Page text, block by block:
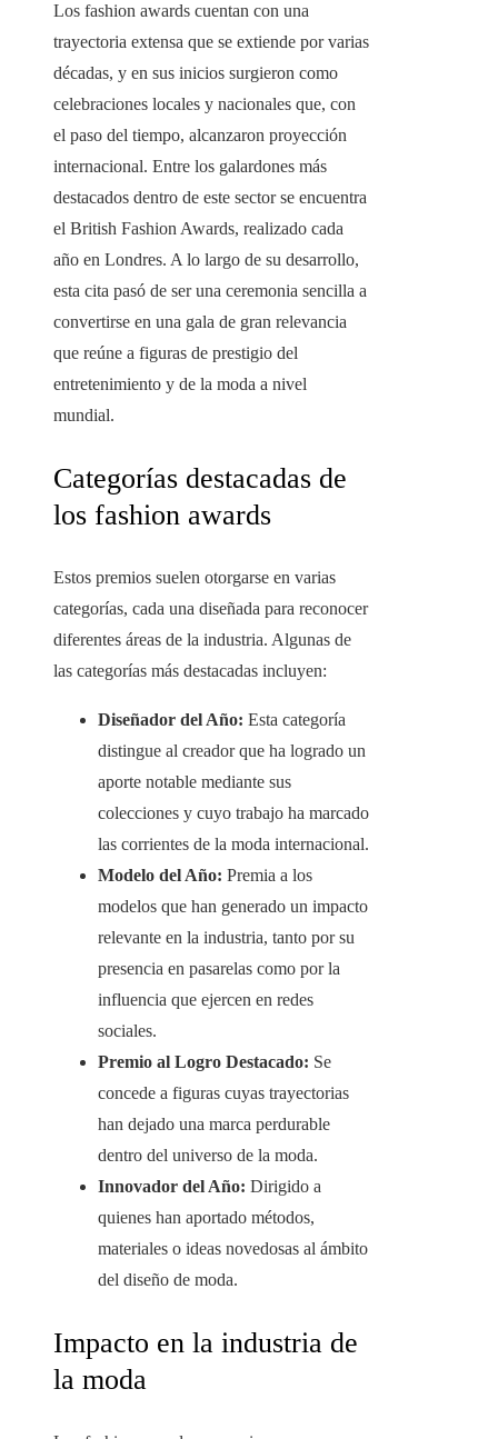
Los fashion awards cuentan con una
trayectoria extensa que se extiende por varias
décadas, y en sus inicios surgieron como
celebraciones locales y nacionales que, con
el paso del tiempo, alcanzaron proyección
internacional. Entre los galardones más
destacados dentro de este sector se encuentra
el British Fashion Awards, realizado cada
año en Londres. A lo largo de su desarrollo,
esta cita pasó de ser una ceremonia sencilla a
convertirse en una gala de gran relevancia
que reúne a figuras de prestigio del
entretenimiento y de la moda a nivel
mundial.
Categorías destacadas de
los fashion awards
Estos premios suelen otorgarse en varias
categorías, cada una diseñada para reconocer
diferentes áreas de la industria. Algunas de
las categorías más destacadas incluyen:
Diseñador del Año: Esta categoría
distingue al creador que ha logrado un
aporte notable mediante sus
colecciones y cuyo trabajo ha marcado
las corrientes de la moda internacional.
Modelo del Año: Premia a los
modelos que han generado un impacto
relevante en la industria, tanto por su
presencia en pasarelas como por la
influencia que ejercen en redes
sociales.
Premio al Logro Destacado: Se
concede a figuras cuyas trayectorias
han dejado una marca perdurable
dentro del universo de la moda.
Innovador del Año: Dirigido a
quienes han aportado métodos,
materiales o ideas novedosas al ámbito
del diseño de moda.
Impacto en la industria de
la moda